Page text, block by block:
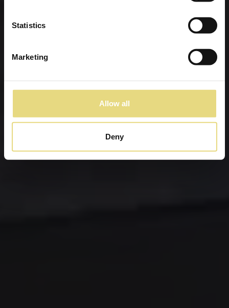
Statistics
Marketing
Allow all
Deny